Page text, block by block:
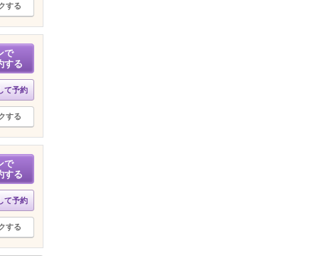
する
で
する
て予約
する
で
する
て予約
する